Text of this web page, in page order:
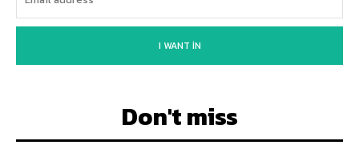
I WANT IN
Don't miss